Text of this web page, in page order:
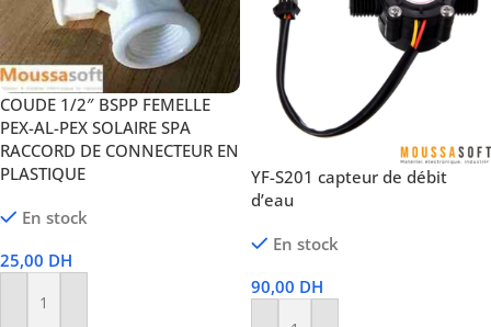
COUDE 1/2″ BSPP FEMELLE
PEX-AL-PEX SOLAIRE SPA
RACCORD DE CONNECTEUR EN
PLASTIQUE
En stock
25,00 DH
Ajouter Au Panier
YF-S201 capteur de débit
d’eau
En stock
90,00 DH